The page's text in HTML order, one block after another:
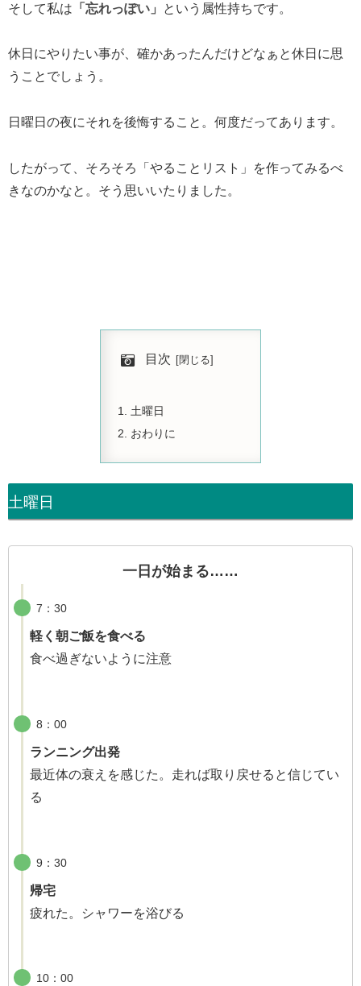
そして私は 「忘れっぽい」 という属性持ちです。
休日にやりたい事が、確かあったんだけどなぁと休日に思
うことでしょう。
日曜日の夜にそれを後悔すること。何度だってあります。
したがって、そろそろ「やることリスト」を作ってみるべ
きなのかなと。そう思いいたりました。
目次
土曜日
おわりに
土曜日
一日が始まる……
7：30
軽く朝ご飯を食べる
食べ過ぎないように注意
8：00
ランニング出発
最近体の衰えを感じた。走れば取り戻せると信じてい
る
9：30
帰宅
疲れた。シャワーを浴びる
10：00